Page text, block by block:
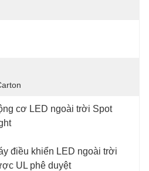
cơ LED ngoài trời Spot
điều khiển LED ngoài trời
UL phê duyệt